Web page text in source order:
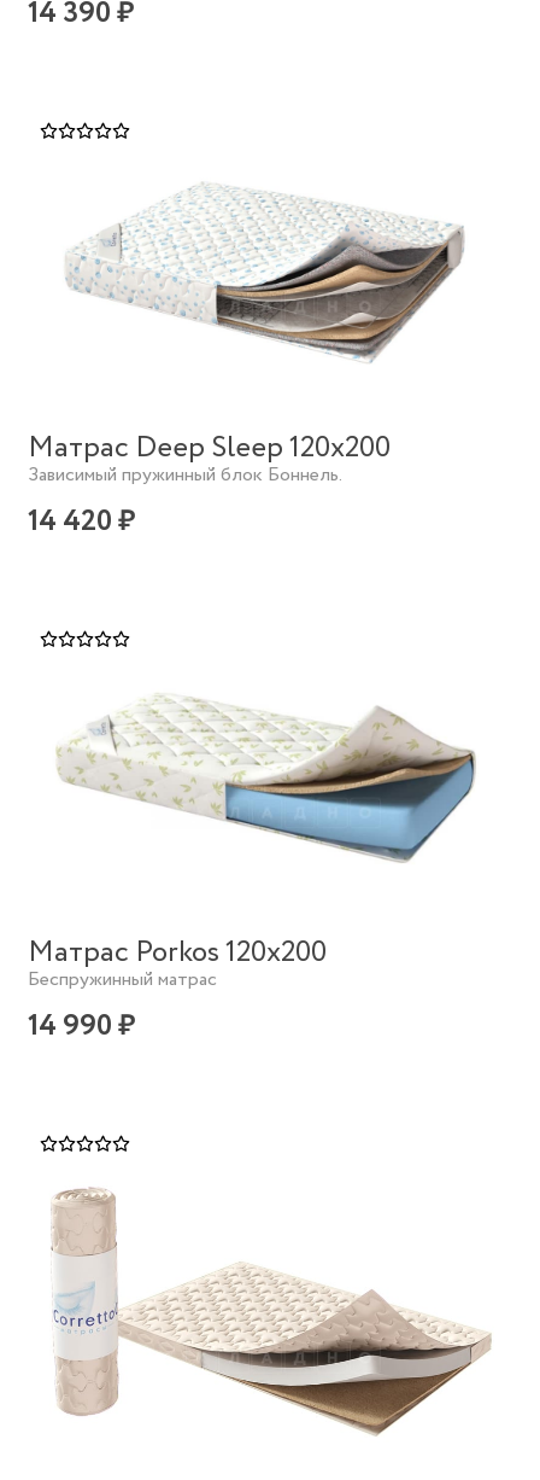
14 390 ₽
Матрас Deep Sleep 120х200
Зависимый пружинный блок Боннель.
14 420 ₽
Матрас Porkos 120х200
Беспружинный матрас
14 990 ₽